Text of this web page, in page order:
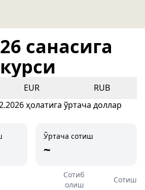
санасига
EUR
RUB
ҳолатига ўртача доллар
Ўртача сотиш
~
Сотиб
олиш
Сотиш